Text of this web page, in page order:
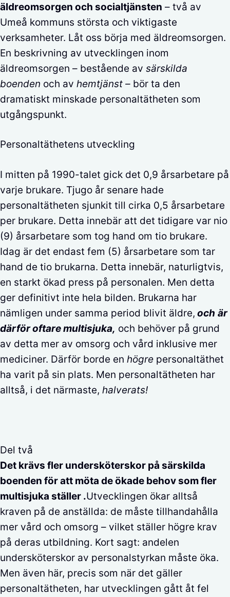
äldreomsorgen och socialtjänsten – två av
Umeå kommuns största och viktigaste
verksamheter. Låt oss börja med äldreomsorgen.
En beskrivning av utvecklingen inom
äldreomsorgen – bestående av särskilda
boenden och av hemtjänst – bör ta den
dramatiskt minskade personaltätheten som
utgångspunkt.
Personaltäthetens utveckling
I mitten på 1990-talet gick det 0,9 årsarbetare på
varje brukare. Tjugo år senare hade
personaltätheten sjunkit till cirka 0,5 årsarbetare
per brukare. Detta innebär att det tidigare var nio
(9) årsarbetare som tog hand om tio brukare.
Idag är det endast fem (5) årsarbetare som tar
hand de tio brukarna. Detta innebär, naturligtvis,
en starkt ökad press på personalen. Men detta
ger definitivt inte hela bilden. Brukarna har
nämligen under samma period blivit äldre, och är
därför oftare multisjuka, och behöver på grund
av detta mer av omsorg och vård inklusive mer
mediciner. Därför borde en högre personaltäthet
ha varit på sin plats. Men personaltätheten har
alltså, i det närmaste, halverats!
Del två
Det krävs fler undersköterskor på särskilda
boenden för att möta de ökade behov som fler
multisjuka ställer .Utvecklingen ökar alltså
kraven på de anställda: de måste tillhandahålla
mer vård och omsorg – vilket ställer högre krav
på deras utbildning. Kort sagt: andelen
undersköterskor av personalstyrkan måste öka.
Men även här, precis som när det gäller
personaltätheten, har utvecklingen gått åt fel